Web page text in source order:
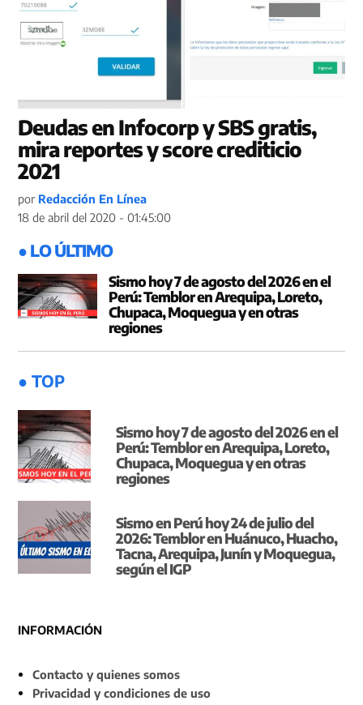
Deudas en Infocorp y SBS gratis,
mira reportes y score crediticio
2021
por Redacción En Línea
18 de abril del 2020 - 01:45:00
● LO ÚLTIMO
Sismo hoy 7 de agosto del 2026 en el
Perú: Temblor en Arequipa, Loreto,
Chupaca, Moquegua y en otras
regiones
● TOP
Sismo hoy 7 de agosto del 2026 en el
Perú: Temblor en Arequipa, Loreto,
Chupaca, Moquegua y en otras
regiones
Sismo en Perú hoy 24 de julio del
2026: Temblor en Huánuco, Huacho,
Tacna, Arequipa, Junín y Moquegua,
según el IGP
INFORMACIÓN
Contacto y quienes somos
Privacidad y condiciones de uso